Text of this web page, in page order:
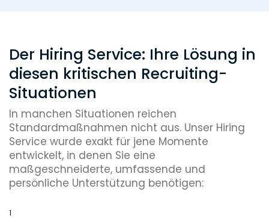
Der Hiring Service: Ihre Lösung in
diesen kritischen Recruiting-
Situationen
In manchen Situationen reichen
Standardmaßnahmen nicht aus. Unser Hiring
Service wurde exakt für jene Momente
entwickelt, in denen Sie eine
maßgeschneiderte, umfassende und
persönliche Unterstützung benötigen:
1